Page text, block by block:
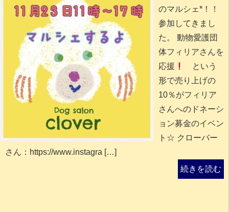
のマルシェ*！！
参加してきまし
た。 動物愛護団
体フィリアさんを
応援
という
形で売り上げの
10％がフィリア
さんへのドネーシ
ョン募金のイベン
ト☆ クローバー
さん：https://www.instagra […]
続きを読む